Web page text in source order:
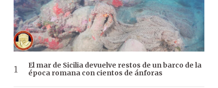
El mar de Sicilia devuelve restos de un barco de la
época romana con cientos de ánforas